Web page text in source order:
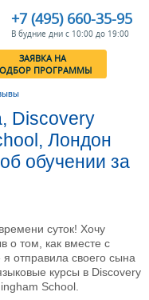
+7 (495) 660-35-95
В будние дни с 10:00 до 19:00
ЗАЯВКА НА
ПОДБОР ПРОГРАММЫ
Discovery
Лондон
обучении за
суток! Хочу
о том, как вместе с
отправила своего сына
курсы в Discovery
School.